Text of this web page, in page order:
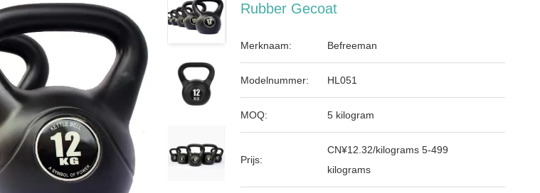
Rubber Gecoat
Merknaam: Befreeman
Modelnummer: HL051
MOQ: 5 kilogram
Prijs:
CN¥12.32/kilograms 5-499
kilograms